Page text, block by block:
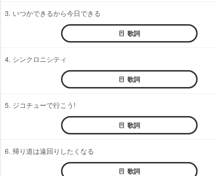
3. いつかできるから今日できる
歌詞
4. シンクロニシティ
歌詞
5. ジコチューで行こう!
歌詞
6. 帰り道は遠回りしたくなる
歌詞